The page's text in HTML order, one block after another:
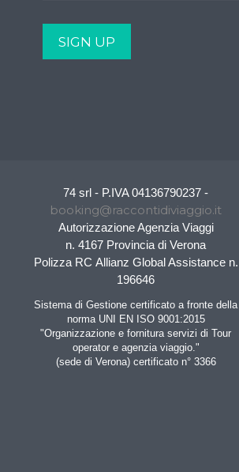
74 srl - P.IVA 04136790237 -
booking@raccontidiviaggio.it
Autorizzazione Agenzia Viaggi
n. 4167 Provincia di Verona
Polizza RC Allianz Global Assistance n.
196646
Sistema di Gestione certificato a fronte della
norma UNI EN ISO 9001:2015
"Organizzazione e fornitura servizi di Tour
operator e agenzia viaggio."
(sede di Verona) certificato n° 3366